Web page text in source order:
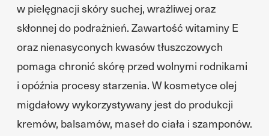
w pielęgnacji skóry suchej, wrażliwej oraz
skłonnej do podrażnień. Zawartość witaminy E
oraz nienasyconych kwasów tłuszczowych
pomaga chronić skórę przed wolnymi rodnikami
i opóźnia procesy starzenia. W kosmetyce olej
migdałowy wykorzystywany jest do produkcji
kremów, balsamów, maseł do ciała i szamponów.